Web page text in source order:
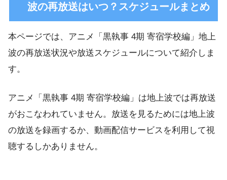
波の再放送はいつ？スケジュールまとめ
本ページでは、アニメ「黒執事 4期 寄宿学校編」地上
波の再放送状況や放送スケジュールについて紹介しま
す。
アニメ「黒執事 4期 寄宿学校編」は地上波では再放送
がおこなわれていません。放送を見るためには地上波
の放送を録画するか、動画配信サービスを利用して視
聴するしかありません。